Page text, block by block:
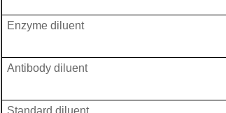
Enzyme diluent
Antibody diluent
Standard diluent